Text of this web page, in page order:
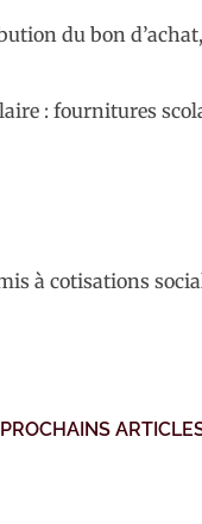
du bon
: fournitures
à cotisations